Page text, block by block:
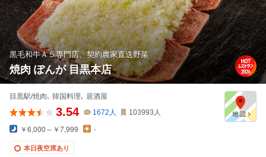
黒毛和牛Ａ５専門店、契約農家直送野菜
焼肉 ぽんが 目黒本店
目黒駅/焼肉､ 韓国料理､ 居酒屋
3.54 1672 人 103993 人
￥6,000～￥7,999 -
本日夜空席あり